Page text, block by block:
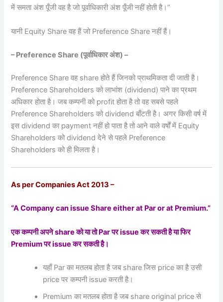
में समता अंश पूँजी वह है जो पूर्वाधिकारी अंश पूँजी नहीं होती है।“
यानी Equity Share वह हैं जो Preference Share नहीं हैं।
– Preference Share (पूर्वाधिकार अंश)–
Preference Share वह share होते हैं जिनको प्राथमिकता दी जाती है।
Preference Shareholders को लाभांश (dividend) पाने का प्रथम
अधिकार होता है। जब कम्पनी को profit होता है तो वह सबसे पहले
Preference Shareholders को dividend बाँटती है। अगर किसी वर्ष में
इस dividend का payment नहीं हो पाता है तो आने वाले वर्षों में Equity
Shareholders को dividend देने से पहले Preference
Shareholders को ही मिलता है।
As per Companies Act 2013 –
“A Company can issue Share either at Par or at Premium.”
एक कम्पनी अपने share को या तो Par पर issue कर सकती है या फिर
Premium पर issue कर सकती है।
यहाँ Par का मतलब होता है जब share जिस price का है उसी
price पर कम्पनी issue करती है।
Premium का मतलब होता है जब share original price से